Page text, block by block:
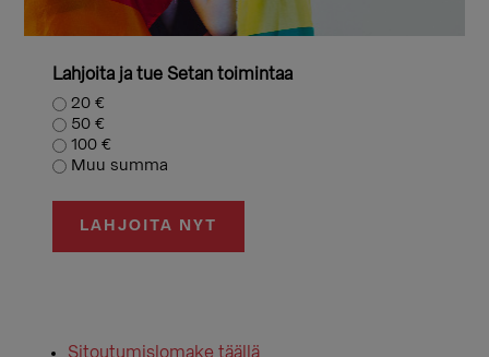
Lahjoita ja tue Setan toimintaa
20 €
50 €
100 €
Muu summa
LAHJOITA NYT
Sitoutumislomake täällä